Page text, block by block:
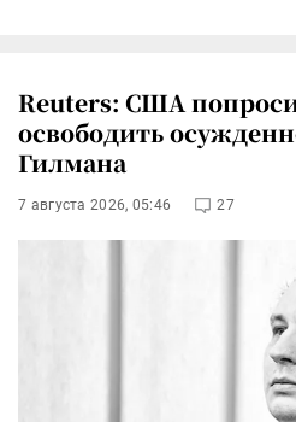
Reuters: США
освободить
Гилмана
7 августа 2026, 05:46 27